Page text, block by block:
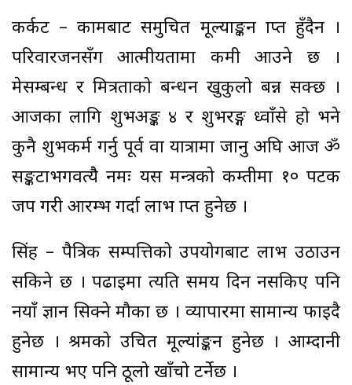
कर्कट – कामबाट समुचित मूल्याङ्कन प्राप्त हुँदैन ।
परिवारजनसँग आत्मीयतामा कमी आउने छ ।
प्रेमसम्बन्ध र मित्रताको बन्धन खुकुलो बन्न सक्छ ।
आजका लागि शुभअङ्क ४ र शुभरङ्ग ध्वाँसे हो भने
कुनै शुभकर्म गर्नु पूर्व वा यात्रामा जानु अघि आज ॐ
सङ्कटाभगवत्यैै नमः यस मन्त्रको कम्तीमा १० पटक
जप गरी आरम्भ गर्दा लाभ प्राप्त हुनेछ ।
सिंह – पैत्रिक सम्पत्तिको उपयोगबाट लाभ उठाउन
सकिने छ । पढाइमा त्यति समय दिन नसकिए पनि
नयाँ ज्ञान सिक्ने मौका छ । व्यापारमा सामान्य फाइदै
हुनेछ । श्रमको उचित मूल्यांङ्कन हुनेछ । आम्दानी
सामान्य भए पनि ठूलो खाँचो टर्नेछ ।